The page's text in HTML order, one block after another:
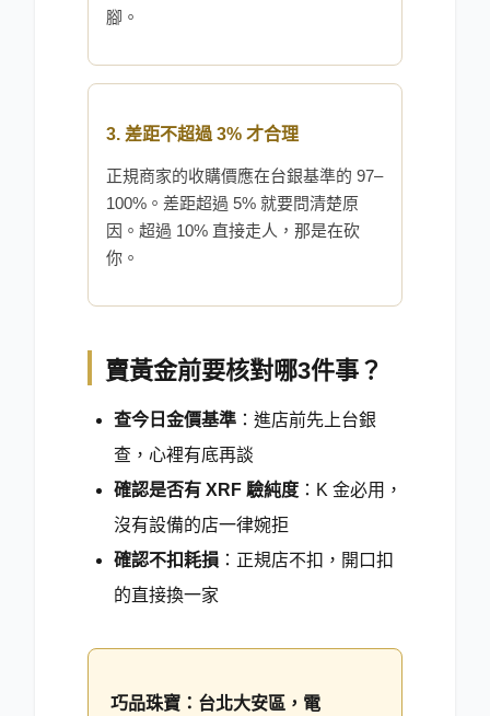
腳。
3. 差距不超過 3% 才合理
正規商家的收購價應在台銀基準的 97–
100%。差距超過 5% 就要問清楚原
因。超過 10% 直接走人，那是在砍
你。
賣黃金前要核對哪3件事？
查今日金價基準 ：進店前先上台銀
查，心裡有底再談
確認是否有 XRF 驗純度 ：K 金必用，
沒有設備的店一律婉拒
確認不扣耗損 ：正規店不扣，開口扣
的直接換一家
巧品珠寶：台北大安區，電